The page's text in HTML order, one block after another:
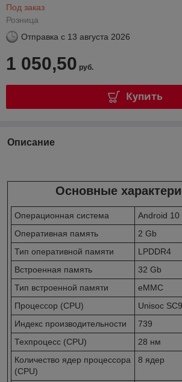
Под заказ
Розница
Отправка с 13 августа 2026
1 050,50 руб.
Купить
Описание
Основные
Операционная система
Android 10
Оперативная память
2 Gb
Тип оперативной памяти
LPDDR4
Встроенная память
32 Gb
Тип встроенной памяти
eMMC
Процессор (CPU)
Unisoc
Индекс производительности
739
Техпроцесс (CPU)
28 нм
Количество ядер процессора
(CPU)
8 ядер